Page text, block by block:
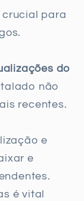
crucial para
do
não
recentes.
e
e
é vital